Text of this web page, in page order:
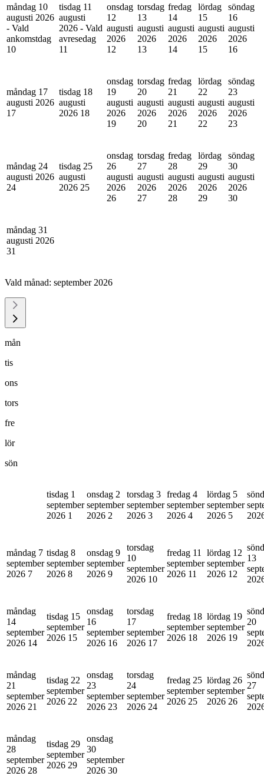
måndag 10
augusti 2026
- Vald
ankomstdag
10
tisdag 11
augusti
2026 - Vald
avresedag
11
onsdag
12
augusti
2026
12
torsdag
13
augusti
2026
13
fredag
14
augusti
2026
14
lördag
15
augusti
2026
15
söndag
16
augusti
2026
16
måndag 17
augusti 2026
17
tisdag 18
augusti
2026 18
onsdag
19
augusti
2026
19
torsdag
20
augusti
2026
20
fredag
21
augusti
2026
21
lördag
22
augusti
2026
22
söndag
23
augusti
2026
23
måndag 24
augusti 2026
24
tisdag 25
augusti
2026 25
onsdag
26
augusti
2026
26
torsdag
27
augusti
2026
27
fredag
28
augusti
2026
28
lördag
29
augusti
2026
29
söndag
30
augusti
2026
30
måndag 31
augusti 2026
31
Vald månad: september 2026
mån
tis
ons
tors
fre
lör
sön
tisdag 1
september
2026 1
onsdag 2
september
2026 2
torsdag 3
september
2026 3
fredag 4
september
2026 4
lördag 5
september
2026 5
måndag 7
september
2026 7
tisdag 8
september
2026 8
onsdag 9
september
2026 9
torsdag
10
september
2026 10
fredag 11
september
2026 11
lördag 12
september
2026 12
13
måndag
14
september
2026 14
tisdag 15
september
2026 15
onsdag
16
september
2026 16
torsdag
17
september
2026 17
fredag 18
september
2026 18
lördag 19
september
2026 19
20
måndag
21
september
2026 21
tisdag 22
september
2026 22
onsdag
23
september
2026 23
torsdag
24
september
2026 24
fredag 25
september
2026 25
lördag 26
september
2026 26
27
måndag
28
september
2026 28
tisdag 29
september
2026 29
onsdag
30
september
2026 30